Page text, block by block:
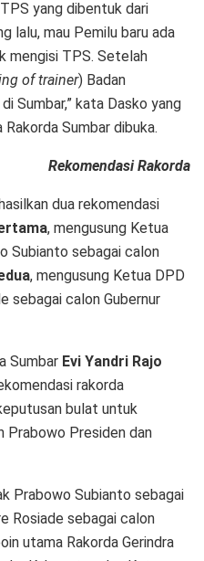
yang dibentuk dari
lalu, mau Pemilu baru ada
mengisi TPS. Setelah
of trainer) Badan
Sumbar,” kata Dasko yang
Sumbar dibuka.
Rekomendasi Rakorda
dua rekomendasi
, mengusung Ketua
Subianto sebagai calon
, mengusung Ketua DPD
sebagai calon Gubernur
Sumbar Evi Yandri Rajo
rakorda
bulat untuk
Prabowo Presiden dan
Prabowo Subianto sebagai
Rosiade sebagai calon
utama Rakorda Gerindra